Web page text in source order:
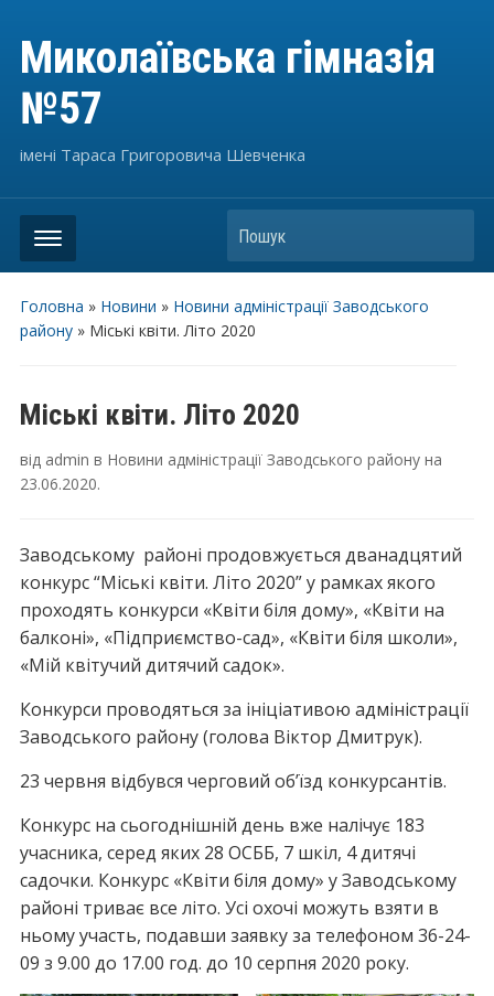
Миколаївська гімназія
№57
імені Тараса Григоровича Шевченка
Пошук
Головна » Новини » Новини адміністрації Заводського
району» Міські квіти. Літо 2020
Міські квіти. Літо 2020
від admin в Новини адміністрації Заводського районуна
23.06.2020.
Заводському районі продовжується дванадцятий
конкурс “Міські квіти. Літо 2020” у рамках якого
проходять конкурси «Квіти біля дому», «Квіти на
балконі», «Підприємство-сад», «Квіти біля школи»,
«Мій квітучий дитячий садок».
Конкурси проводяться за ініціативою адміністрації
Заводського району (голова Віктор Дмитрук).
23 червня відбувся черговий об’їзд конкурсантів.
Конкурс на сьогоднішній день вже налічує 183
учасника, серед яких 28 ОСББ, 7 шкіл, 4 дитячі
садочки. Конкурс «Квіти біля дому» у Заводському
районі триває все літо. Усі охочі можуть взяти в
ньому участь, подавши заявку за телефоном 36-24-
09 з 9.00 до 17.00 год. до 10 серпня 2020 року.